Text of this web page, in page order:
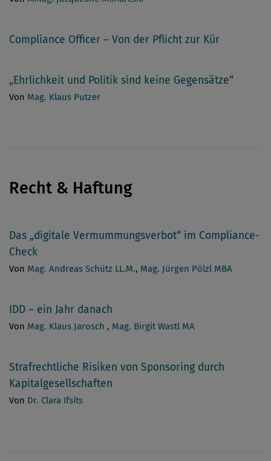
Compliance Officer – Von der Pflicht zur Kür
„Ehrlichkeit und Politik sind keine Gegensätze“
Von Mag. Klaus Putzer
Recht & Haftung
Das „digitale Vermummungsverbot“ im Compliance-
Check
Von Mag. Andreas Schütz LL.M., Mag. Jürgen Pölzl MBA
IDD – ein Jahr danach
Von Mag. Klaus Jarosch , Mag. Birgit Wastl MA
Strafrechtliche Risiken von Sponsoring durch
Kapitalgesellschaften
Von Dr. Clara Ifsits